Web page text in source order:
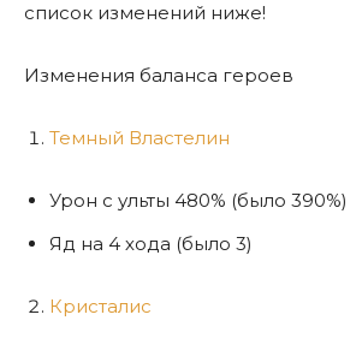
список изменений ниже!
Изменения баланса героев
Темный Властелин
Урон с ульты 480% (было 390%)
Яд на 4 хода (было 3)
Кристалис